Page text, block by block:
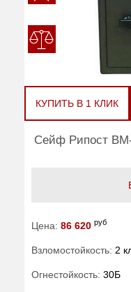
КУПИТЬ В 1 КЛИК
Сейф Рипост
Цена: 86 620 руб
Взломостойкость: 2
Огнестойкость: 30Б